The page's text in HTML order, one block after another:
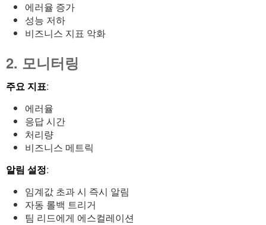
에러율 증가
성능 저하
비즈니스 지표 악화
2. 모니터링
주요 지표:
에러율
응답 시간
처리량
비즈니스 메트릭
알림 설정:
임계값 초과 시 즉시 알림
자동 롤백 트리거
팀 리드에게 에스컬레이션